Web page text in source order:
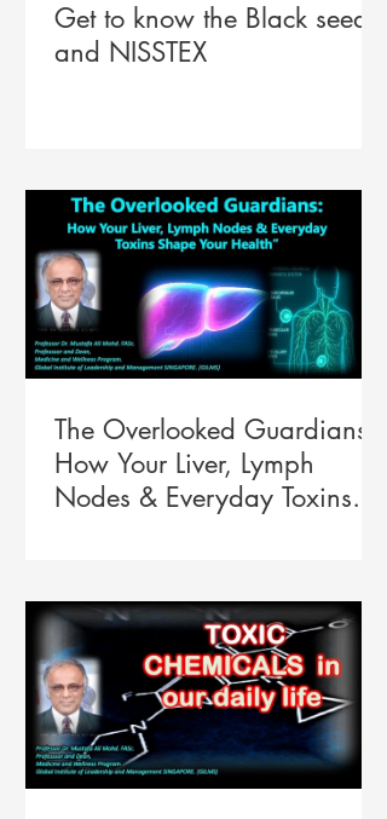
Get to know the Black seeds
and NISSTEX
The Overlooked Guardians:
How Your Liver, Lymph
Nodes & Everyday Toxins